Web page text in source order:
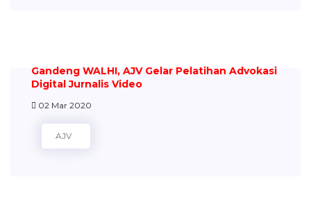
Gandeng WALHI, AJV Gelar Pelatihan Advokasi
Digital Jurnalis Video
02 Mar 2020
AJV